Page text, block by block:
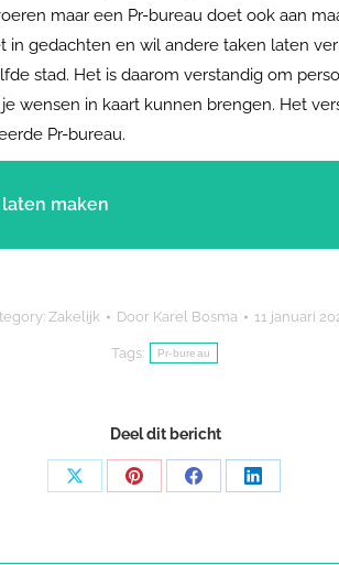
maar een Pr-bureau doet ook aan
in gedachten en wil andere taken laten
stad. Het is daarom verstandig om
wensen in kaart kunnen brengen. Het
Pr-bureau.
maken
Zakelijk Door Karel Bosma 11 januari
Tags: Pr-bureau
Deel dit bericht
Share Share Share Share